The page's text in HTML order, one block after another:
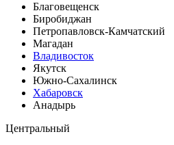
Благовещенск
Биробиджан
Петропавловск-Камчатский
Магадан
Владивосток
Якутск
Южно-Сахалинск
Хабаровск
Анадырь
Центральный